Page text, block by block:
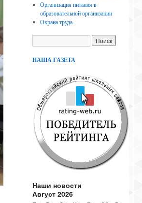
Организация питания в
образовательной организации
Охрана труда
НАША ГАЗЕТА
Наши новости
Август 2026